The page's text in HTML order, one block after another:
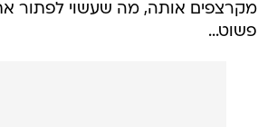
מקרצפים אותה, מה שעשוי לפתור
פשוט...